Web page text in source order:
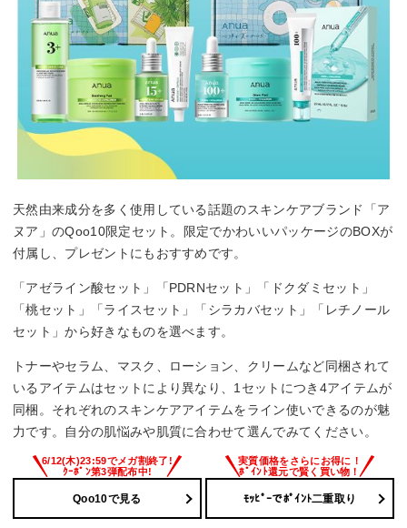
天然由来成分を多く使用している話題のスキンケアブランド「ア
ヌア」のQoo10限定セット。限定でかわいいパッケージのBOXが
付属し、プレゼントにもおすすめです。
「アゼライン酸セット」「PDRNセット」「ドクダミセット」
「桃セット」「ライスセット」「シラカバセット」「レチノール
セット」から好きなものを選べます。
トナーやセラム、マスク、ローション、クリームなど同梱されて
いるアイテムはセットにより異なり、1セットにつき4アイテムが
同梱。それぞれのスキンケアアイテムをライン使いできるのが魅
力です。自分の肌悩みや肌質に合わせて選んでみてください。
6/12(木)23:59でメガ割終了!
ｸｰﾎﾟﾝ第3弾配布中!
Qoo10で見る
実質価格をさらにお得に！
ﾎﾟｲﾝﾄ還元で賢く買い物！
ﾓｯﾋﾟｰでﾎﾟｲﾝﾄ二重取り